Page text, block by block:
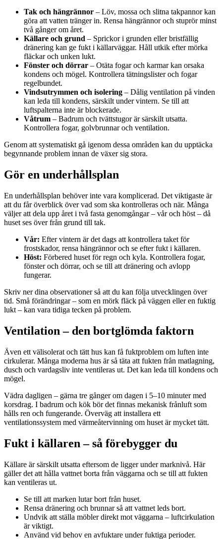
Tak och hängrännor – Löv, mossa och slitna takpannor kan
göra att vatten tränger in. Rensa hängrännor och stuprör minst
två gånger om året.
Källare och grund – Sprickor i grunden eller bristfällig
dränering kan ge fukt i källarväggar. Håll utkik efter mörka
fläckar och unken lukt.
Fönster och dörrar – Otäta fogar och karmar kan orsaka
kondens och mögel. Kontrollera tätningslister och fogar
regelbundet.
Vindsutrymmen och isolering – Dålig ventilation på vinden
kan leda till kondens, särskilt under vintern. Se till att
luftspalterna inte är blockerade.
Våtrum – Badrum och tvättstugor är särskilt utsatta.
Kontrollera fogar, golvbrunnar och ventilation.
Genom att systematiskt gå igenom dessa områden kan du upptäcka
begynnande problem innan de växer sig stora.
Gör en underhållsplan
En underhållsplan behöver inte vara komplicerad. Det viktigaste är
att du får överblick över vad som ska kontrolleras och när. Många
väljer att dela upp året i två fasta genomgångar – vår och höst – då
huset ses över från grund till tak.
Vår: Efter vintern är det dags att kontrollera taket för
frostskador, rensa hängrännor och se efter fukt i källaren.
Höst: Förbered huset för regn och kyla. Kontrollera fogar,
fönster och dörrar, och se till att dränering och avlopp
fungerar.
Skriv ner dina observationer så att du kan följa utvecklingen över
tid. Små förändringar – som en mörk fläck på väggen eller en fuktig
lukt – kan vara tidiga tecken på problem.
Ventilation – den bortglömda faktorn
Även ett välisolerat och tätt hus kan få fuktproblem om luften inte
cirkulerar. Många moderna hus är så täta att fukten från matlagning,
dusch och vardagsliv inte ventileras ut. Det kan leda till kondens och
mögel.
Vädra dagligen – gärna tre gånger om dagen i 5–10 minuter med
korsdrag. I badrum och kök bör det finnas mekanisk frånluft som
hålls ren och fungerande. Överväg att installera ett
ventilationssystem med värmeåtervinning om huset är mycket tätt.
Fukt i källaren – så förebygger du
Källare är särskilt utsatta eftersom de ligger under marknivå. Här
gäller det att hålla vattnet borta från väggarna och se till att fukten
kan ventileras ut.
Se till att marken lutar bort från huset.
Rensa dränering och brunnar så att vattnet leds bort.
Undvik att ställa möbler direkt mot väggarna – luftcirkulation
är viktigt.
Använd vid behov en avfuktare under fuktiga perioder.